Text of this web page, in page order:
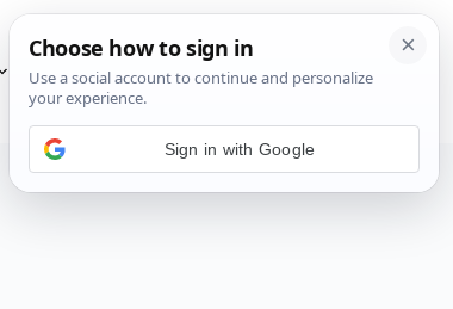
Privacidad y Cookies
Sign in with Google